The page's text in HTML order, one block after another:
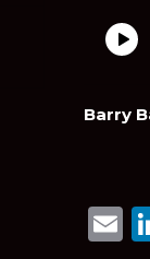
Barry